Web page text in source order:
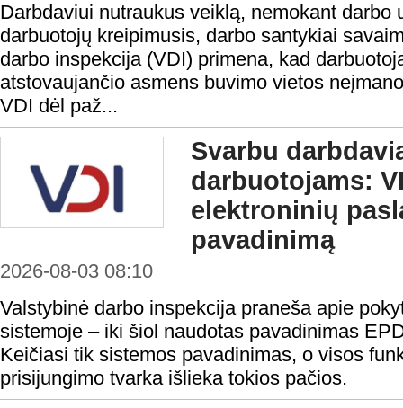
Darbdaviui nutraukus veiklą, nemokant darbo
darbuotojų kreipimusis, darbo santykiai
darbo inspekcija (VDI) primena, kad
atstovaujančio asmens buvimo vietos
VDI dėl paž...
Svarbu
darbuotojams:
elektroninių
pavadinimą
2026-08-03 08:10
Valstybinė darbo inspekcija praneša apie
sistemoje – iki šiol naudotas pavadinimas
Keičiasi tik sistemos pavadinimas, o visos
prisijungimo tvarka išlieka tokios pačios.